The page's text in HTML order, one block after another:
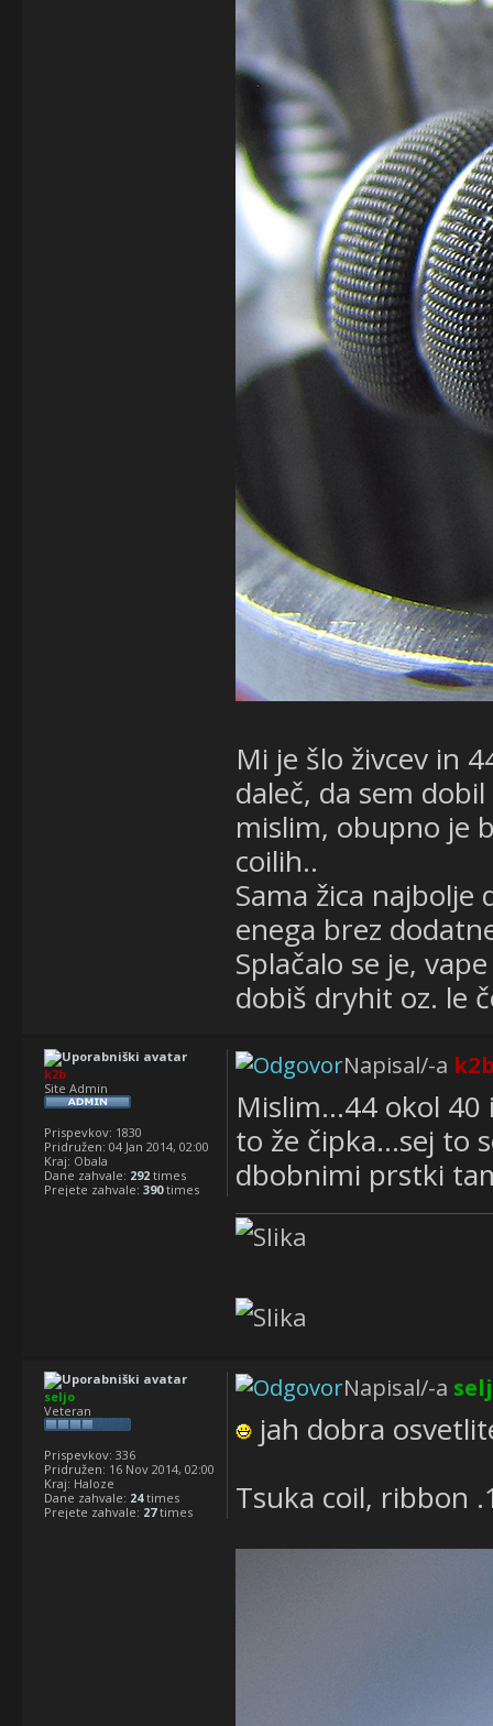
Mi je šlo živcev in
daleč, da sem
mislim, obupno je
coilih..
Sama žica najbolje
enega brez
Splačalo se je,
dobiš dryhit oz. le
Napisal/-a
Mislim...44 okol
to že čipka...sej to
dbobnimi prstki
k2b
Site Admin
Prispevkov: 1830
Pridružen: 04 Jan 2014, 02:00
Kraj: Obala
Dane zahvale: 292 times
Prejete zahvale: 390times
Napisal/-a
jah dobra
Tsuka coil, ribbon
seljo
Veteran
Prispevkov: 336
Pridružen: 16 Nov 2014, 02:00
Kraj: Haloze
Dane zahvale: 24times
Prejete zahvale: 27times